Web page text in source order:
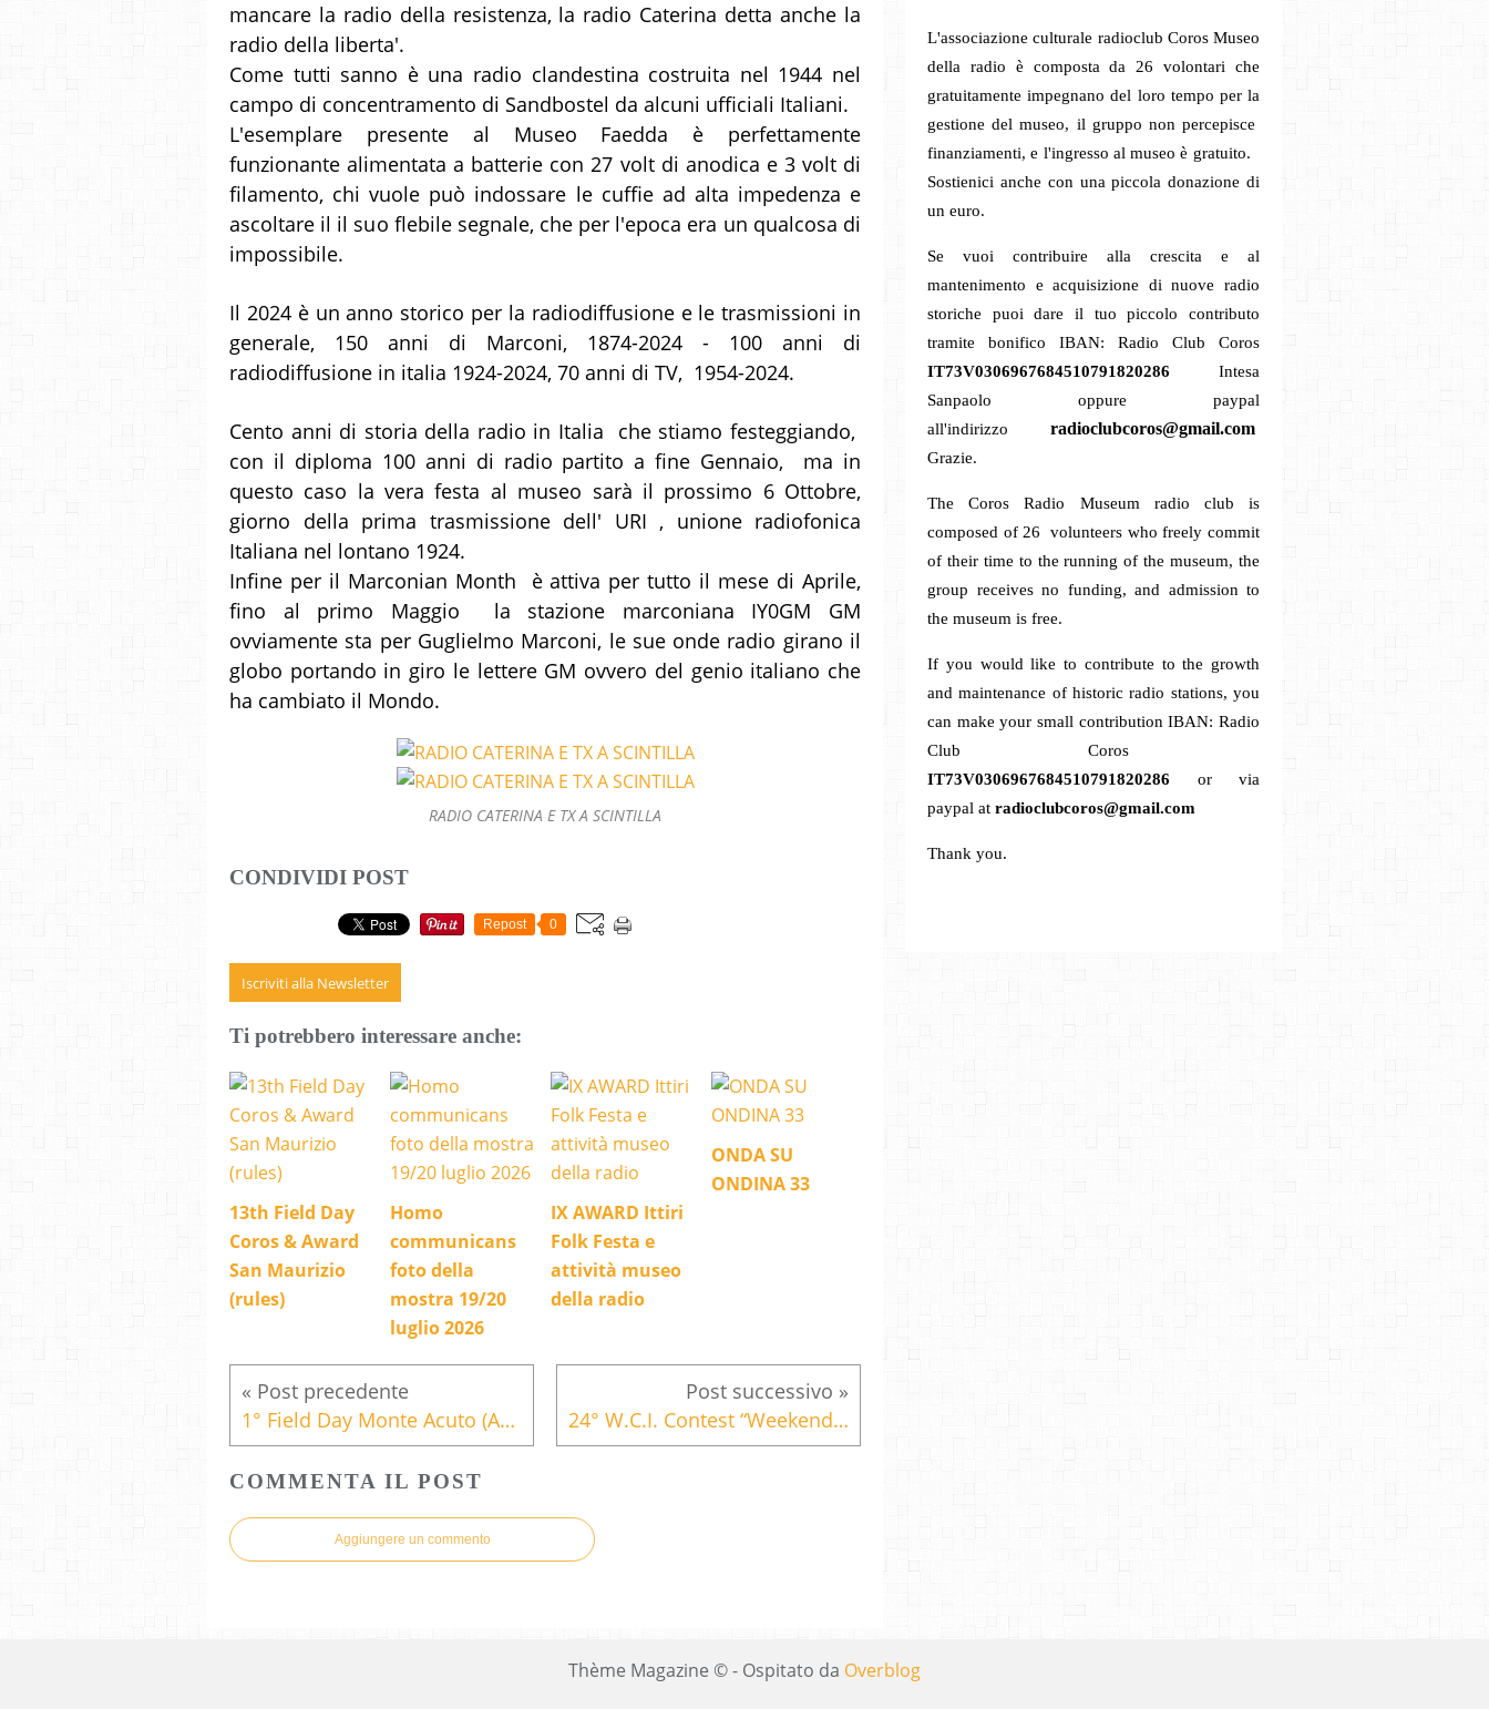
mancare la radio della resistenza, la radio Caterina detta anche la
radio della liberta'.
Come tutti sanno è una radio clandestina costruita nel 1944 nel
campo di concentramento di Sandbostel da alcuni ufficiali Italiani.
L'esemplare presente al Museo Faedda è perfettamente
funzionante alimentata a batterie con 27 volt di anodica e 3 volt di
filamento, chi vuole può indossare le cuffie ad alta impedenza e
ascoltare il il suo flebile segnale, che per l'epoca era un qualcosa di
impossibile.
Il 2024 è un anno storico per la radiodiffusione e le trasmissioni in
generale, 150 anni di Marconi, 1874-2024 - 100 anni di
radiodiffusione in italia 1924-2024, 70 anni di TV, 1954-2024.
Cento anni di storia della radio in Italia che stiamo festeggiando,
con il diploma 100 anni di radio partito a fine Gennaio, ma in
questo caso la vera festa al museo sarà il prossimo 6 Ottobre,
giorno della prima trasmissione dell' URI , unione radiofonica
Italiana nel lontano 1924.
Infine per il Marconian Month è attiva per tutto il mese di Aprile,
fino al primo Maggio la stazione marconiana IY0GM GM
ovviamente sta per Guglielmo Marconi, le sue onde radio girano il
globo portando in giro le lettere GM ovvero del genio italiano che
ha cambiato il Mondo.
RADIO CATERINA E TX A SCINTILLA
CONDIVIDI POST
Repost 0
Iscriviti alla Newsletter
Ti potrebbero interessare anche:
13th Field Day
Coros & Award
San Maurizio
(rules)
Homo
communicans
foto della
mostra 19/20
luglio 2026
IX AWARD Ittiri
Folk Festa e
attività museo
della radio
ONDA SU
ONDINA 33
1° Field Day Monte Acuto (ANNULLATO) 24° W.C.I. Contest “Weekend Diploma Castelli d’Italia” 11 MAGGIO
COMMENTA IL POST
Aggiungere un commento
L'associazione culturale radioclub Coros Museo
della radio è composta da 26 volontari che
gratuitamente impegnano del loro tempo per la
gestione del museo, il gruppo non percepisce
finanziamenti, e l'ingresso al museo è gratuito.
Sostienici anche con una piccola donazione di
un euro.
Se vuoi contribuire alla crescita e al
mantenimento e acquisizione di nuove radio
storiche puoi dare il tuo piccolo contributo
tramite bonifico IBAN: Radio Club Coros
IT73V0306967684510791820286 Intesa
Sanpaolo oppure paypal
all'indirizzo
radioclubcoros@gmail.com
Grazie.
The Coros Radio Museum radio club is
composed of 26 volunteers who freely commit
of their time to the running of the museum, the
group receives no funding, and admission to
the museum is free.
If you would like to contribute to the growth
and maintenance of historic radio stations, you
can make your small contributionIBAN: Radio
Club Coros
IT73V0306967684510791820286 or via
paypal at radioclubcoros@gmail.com
Thank you.
Thème Magazine © - Ospitato da Overblog